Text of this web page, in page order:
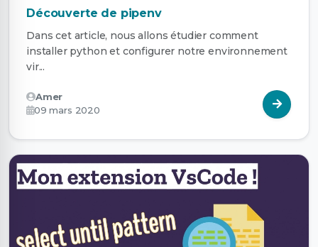
Découverte de pipenv
Dans cet article, nous allons étudier comment
installer python et configurer notre environnement
vir...
Amer
09 mars 2020